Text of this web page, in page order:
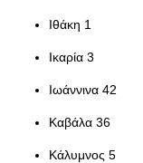
Ιθάκη 1
Ικαρία 3
Ιωάννινα 42
Καβάλα 36
Κάλυμνος 5